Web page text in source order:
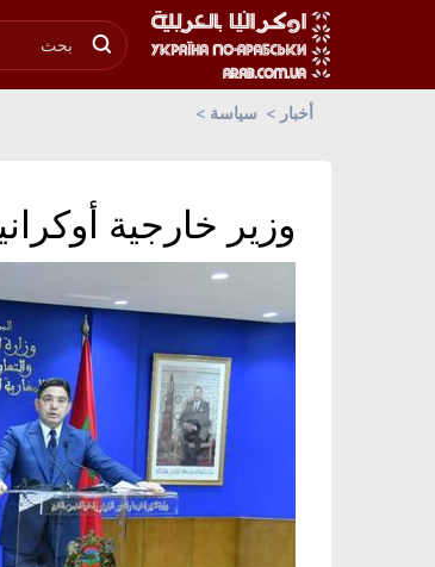
أخبار سياسة
وزير خارجية